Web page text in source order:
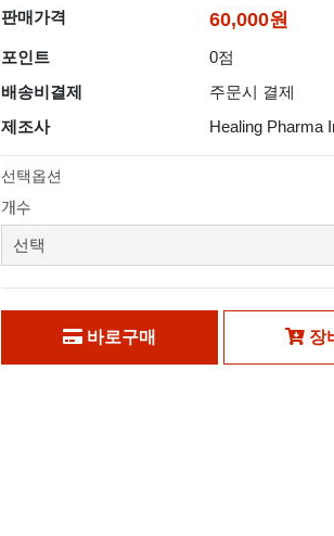
판매가격 60,000원
포인트
0점
배송비결제
주문시 결제
제조사
Healing Pharma
선택옵션
개수
바로구매 장